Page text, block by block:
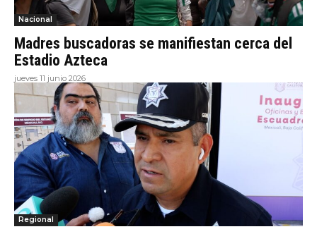
Nacional
Madres buscadoras se manifiestan cerca del
Estadio Azteca
jueves 11 junio 2026
Regional